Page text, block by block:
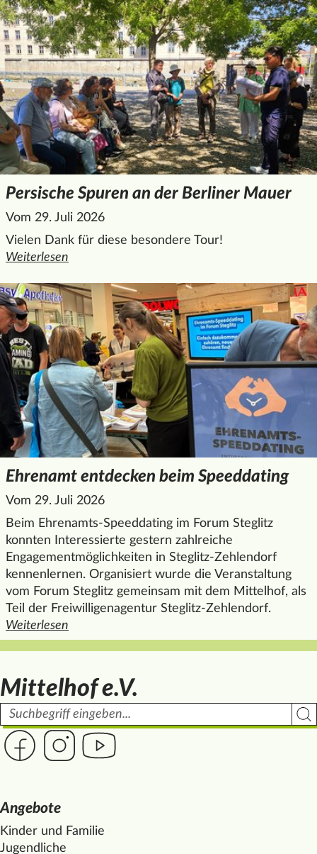
Persische Spuren an der Berliner Mauer
Vom 29. Juli 2026
Vielen Dank für diese besondere Tour!
Weiterlesen
den ganzen Artikel "Persische Spuren an der Berliner
Ehrenamt entdecken beim Speeddating
Vom 29. Juli 2026
Beim Ehrenamts-Speeddating im Forum Steglitz
konnten Interessierte gestern zahlreiche
Engagementmöglichkeiten in Steglitz-Zehlendorf
kennenlernen. Organisiert wurde die Veranstaltung
vom Forum Steglitz gemeinsam mit dem Mittelhof, als
Teil der Freiwilligenagentur Steglitz-Zehlendorf.
Weiterlesen
den ganzen Artikel "Ehrenamt entdecken beim
Mittelhof e.V.
Suchbegriff
Link zur Seite des Mittelhof auf Facebook
Link zur Seite des Mittelhof auf Instagram
Link zur Seite des Mittelhof auf Youtube
Angebote
Kinder und Familie
Jugendliche